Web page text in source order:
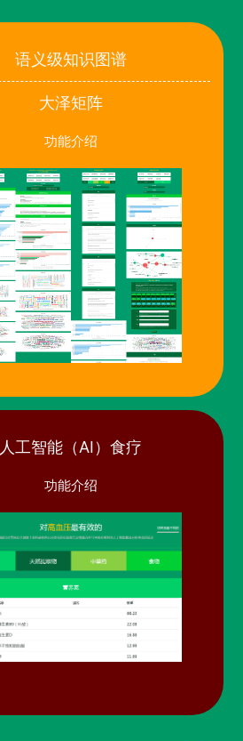
语义级知识图谱
大泽矩阵
功能介绍
人工智能（AI）食疗
功能介绍